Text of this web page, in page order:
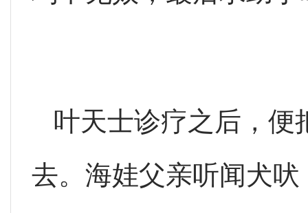
叶天士诊疗之后，便
去。海娃父亲听闻犬